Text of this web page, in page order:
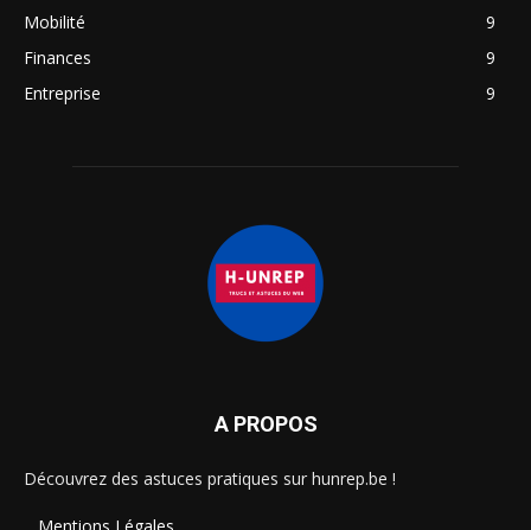
Mobilité
9
Finances
9
Entreprise
9
A PROPOS
Découvrez des astuces pratiques sur hunrep.be !